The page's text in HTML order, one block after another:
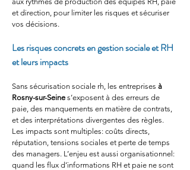
et direction, pour limiter les risques et sécuriser
vos décisions.
Les risques concrets en gestion sociale et RH
et leurs impacts
Sans sécurisation sociale rh, les entreprises à
Rosny-sur-Seine s’exposent à des erreurs de
paie, des manquements en matière de contrats,
et des interprétations divergentes des règles.
Les impacts sont multiples: coûts directs,
réputation, tensions sociales et perte de temps
des managers. L’enjeu est aussi organisationnel:
quand les flux d’informations RH et paie ne sont